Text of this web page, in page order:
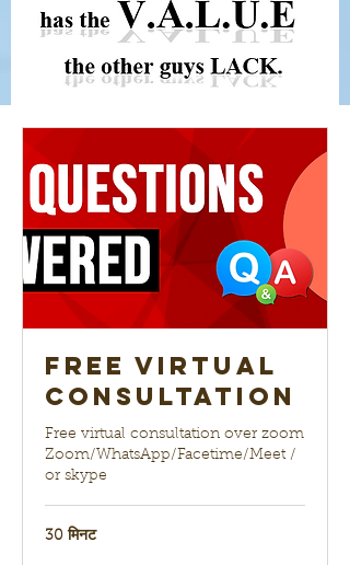
Free Virtual
Consultation
Free virtual consultation over zoom
Zoom/WhatsApp/Facetime/Meet /
or skype
30 मिनट